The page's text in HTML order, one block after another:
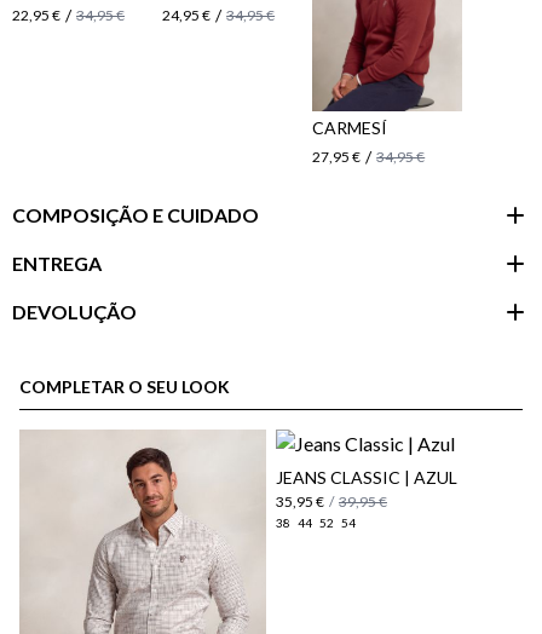
22,95 € / 34,95 € 24,95 € / 34,95 €
CARMESÍ
27,95 € / 34,95 €
COMPOSIÇÃO E CUIDADO
ENTREGA
DEVOLUÇÃO
cliente
COMPLETAR O SEU LOOK
JEANS CLASSIC | AZUL
35,95 € / 39,95 €
38 44 52 54